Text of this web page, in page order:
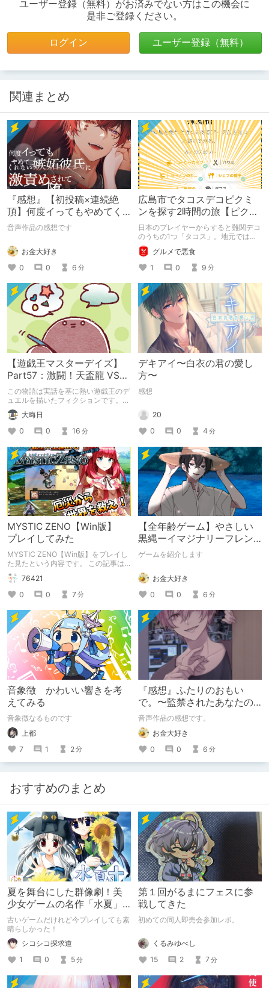
ユーザー登録（無料）がお済みでない方はこの機会に
是非ご登録ください。
ログイン ユーザー登録（無料）
関連まとめ
『感想』【初投稿×連続絶
頂】何度イってもやめてく
れない嫉妬彼氏に激責めさ
音声作品の感想です
お金大好き
0
0 6 分
広島市でタコスデコピクミ
ンを探す2時間の旅【ピクミ
ンブルーム / Pikmin
Bloom】
日本のプレイヤーからすると難関デコ
のうちの1つ「タコス」。地元では見
つけられなかった男が広島で探す旅を
お送りします。ねくすと5月のテーマ
「お出かけの記録」。
グルメで悪食
1
0 9 分
【遊戯王マスターデイズ】
Part57：激闘！天盃龍 VS
千年D【架空デュエル】
この物語は実話を基に熱い遊戯王のデ
ュエルを描いたフィクションです。
（自分用メモ：2025-05-14）
大晦日
0
0 16 分
デキアイ〜白衣の君の愛し
方〜
感想
20
0
0 4 分
MYSTIC ZENO【Win版】
プレイしてみた
MYSTIC ZENO【Win版】をプレイし
た見たという内容です。 この記事は
通常のクリエイターズ記事です。
76421
0
0 7分
【全年齢ゲーム】やさしい
黒縄ーイマジナリーフレン
ドの「彼」と過ごすおぼん
ゲームを紹介します
お金大好き
0
0 6 分
音象徴 かわいい響きを考
えてみる
音象徴なるものです
上都
7
1 2分
『感想』ふたりのおもい
で。〜監禁されたあなたの
末路〜【がるまに限定特典
付き】
音声作品の感想です。
お金大好き
0
0 6 分
おすすめのまとめ
夏を舞台にした群像劇！美
少女ゲームの名作「水夏」
を今こそ！
古いゲームだけれど今プレイしても素
晴らしかった！
シコシコ探求道
1
0 5分
第１回がるまにフェスに参
戦してきた
初めての同人即売会参加レポ。
くるみゆべし
15
2 7分